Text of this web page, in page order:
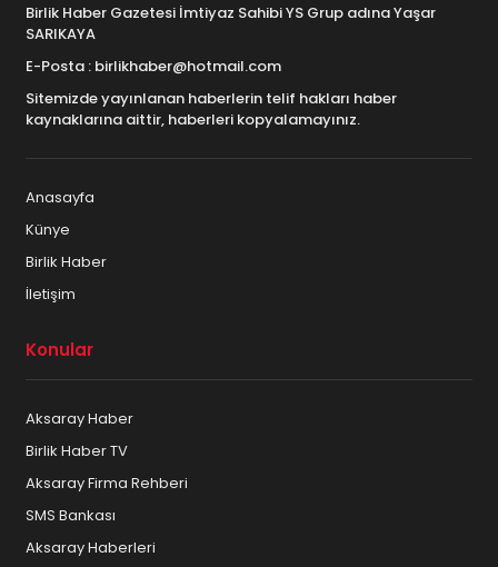
Birlik Haber Gazetesi İmtiyaz Sahibi YS Grup adına Yaşar
SARIKAYA
E-Posta : birlikhaber@hotmail.com
Sitemizde yayınlanan haberlerin telif hakları haber
kaynaklarına aittir, haberleri kopyalamayınız.
Anasayfa
Künye
Birlik Haber
İletişim
Konular
Aksaray Haber
Birlik Haber TV
Aksaray Firma Rehberi
SMS Bankası
Aksaray Haberleri